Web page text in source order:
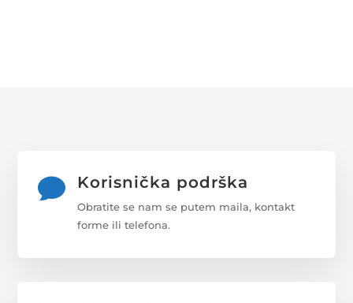
 Korisnička podrška
Obratite se nam se putem maila, kontakt
forme ili telefona.